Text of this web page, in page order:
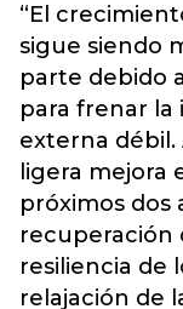
“El
sigue siendo
parte debido
para frenar la
externa
ligera mejora
próximos dos
recuperación
resiliencia de
relajación de